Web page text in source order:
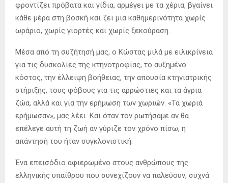
φροντίζει πρόβατα και γίδια, αρμέγει με τα χέρια, βγαίνει
κάθε μέρα στη βοσκή και ζει μια καθημερινότητα χωρίς
ωράριο, χωρίς γιορτές και χωρίς ξεκούραση.
Μέσα από τη συζήτησή μας, ο Κώστας μιλά με ειλικρίνεια
για τις δυσκολίες της κτηνοτροφίας, το αυξημένο
κόστος, την έλλειψη βοήθειας, την απουσία κτηνιατρικής
στήριξης, τους φόβους για τις αρρώστιες και τα άγρια
ζώα, αλλά και για την ερήμωση των χωριών. «Τα χωριά
ερήμωσαν», μας λέει. Και όταν τον ρωτήσαμε αν θα
επέλεγε αυτή τη ζωή αν γύριζε τον χρόνο πίσω, η
απάντησή του ήταν συγκλονιστική.
Ένα επεισόδιο αφιερωμένο στους ανθρώπους της
ελληνικής υπαίθρου που συνεχίζουν να παλεύουν, συχνά